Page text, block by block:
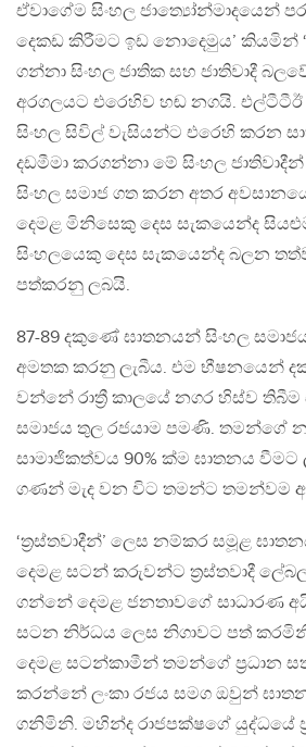
ඒවාගේම සිංහල ජාත්‍යෝන්මාදයෙන්
දෙකඩ කිරීමට ඉඩ නොදෙමුය’ කියමින්
ගන්නා සිංහල ජාතික සහ ජාතිවාදී
අරගලයට එරෙහිව හඬ නගයි. එල්ටීටීඊ
සිංහල සිවිල් වැසියන්ට එරෙහි කරන
දඩමීමා කරගන්නා මේ සිංහල
සිංහල සමාජ ගත කරන අතර
දෙමළ මිනිසෙකු දෙස සැකයෙන්ද
සිංහලයෙකු දෙස සැකයෙන්ද බලන
පත්කරනු ලබයි.
87-89 දකුණේ ඝාතනයන් සිංහල
අමතක කරනු ලැබීය. එම භීෂනයෙන්
වන්නේ රාත්‍රී කාලයේ නගර හිස්ව
සමාජය තුල රජයාම පමණි. තමන්ගේ
සාමාජිකත්වය 90% ක්ම ඝාතනය
ගණන් මැද වන විට තමන්ට තමන්වම
‘ත්‍රස්තවාදීන්’ ලෙස නම්කර සමූළ
දෙමළ සටන් කරුවන්ට ත්‍රස්තවාදී
ගන්නේ දෙමළ ජනතාවගේ සාධාරණ
සටන නිර්ධය ලෙස නිගාවට පත්
දෙමළ සටන්කාමීන් තමන්ගේ ප්‍රධාන
කරන්නේ ලංකා රජය සමග ඔවුන්
ගනිමිනි. මහින්ද රාජපක්ෂගේ යුද්ධයේ